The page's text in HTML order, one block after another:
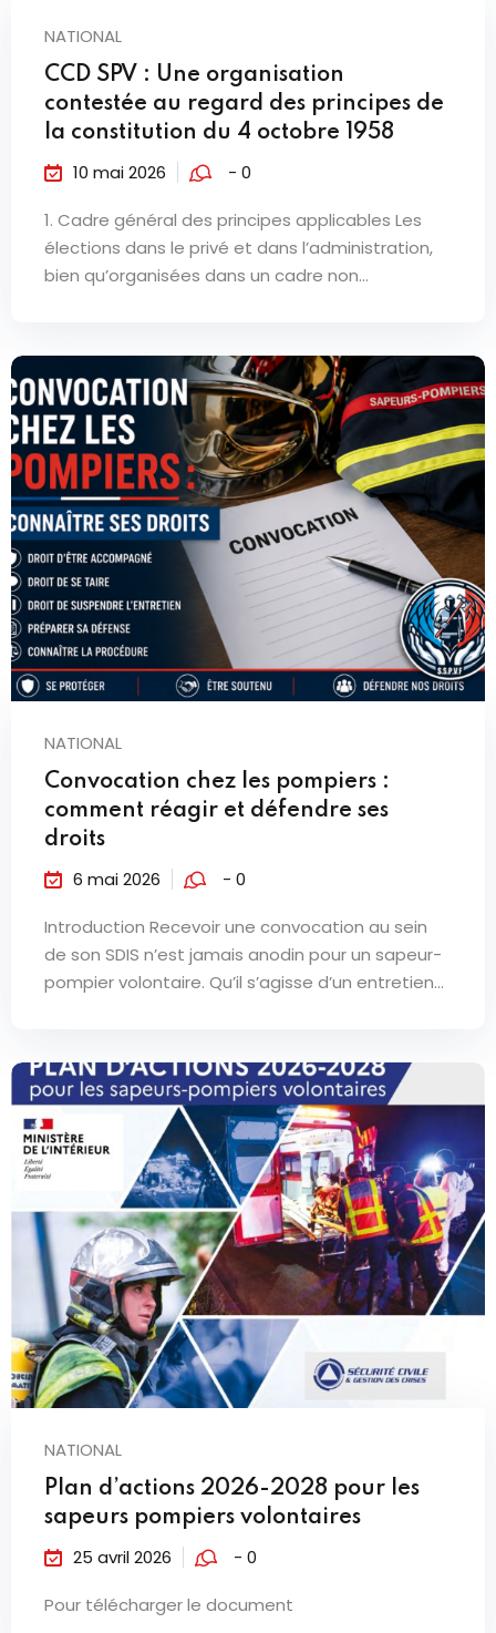
NATIONAL
CCD SPV : Une organisation
contestée au regard des principes de
la constitution du 4 octobre 1958
10 mai 2026 - 0
1. Cadre général des principes applicables Les
élections dans le privé et dans l’administration,
bien qu’organisées dans un cadre non...
NATIONAL
Convocation chez les pompiers :
comment réagir et défendre ses
droits
6 mai 2026 - 0
Introduction Recevoir une convocation au sein
de son SDIS n’est jamais anodin pour un sapeur-
pompier volontaire. Qu’il s’agisse d’un entretien...
NATIONAL
Plan d’actions 2026-2028 pour les
sapeurs pompiers volontaires
25 avril 2026 - 0
Pour télécharger le document